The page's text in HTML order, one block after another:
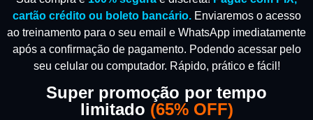
cartão crédito ou boleto bancário. Enviaremos o acesso
ao treinamento para o seu email e WhatsApp imediatamente
após a confirmação de pagamento. Podendo acessar pelo
seu celular ou computador. Rápido, prático e fácil!
Super promoção por tempo
limitado (65% OFF)